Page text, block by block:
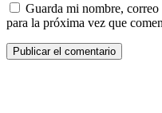
Guarda mi nombre,
para la próxima vez que